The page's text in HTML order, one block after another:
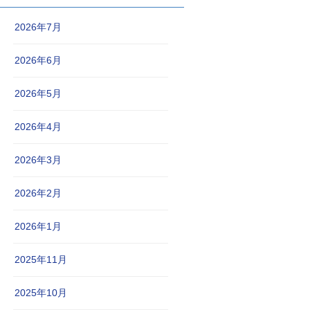
2026年7月
2026年6月
2026年5月
2026年4月
2026年3月
2026年2月
2026年1月
2025年11月
2025年10月